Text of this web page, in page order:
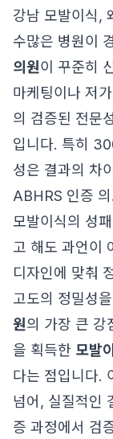
강남 모발이식,
수많은 병원이
의원이 꾸준히
마케팅이나 저
의 검증된 전문
입니다. 특히
성은 결과의 차
ABHRS 인증
모발이식의 성
고 해도 과언이
디자인에 맞춰
고도의 정밀성
원의 가장 큰 강
을 획득한 모발
다는 점입니다.
넘어, 실질적인
증 과정에서 검